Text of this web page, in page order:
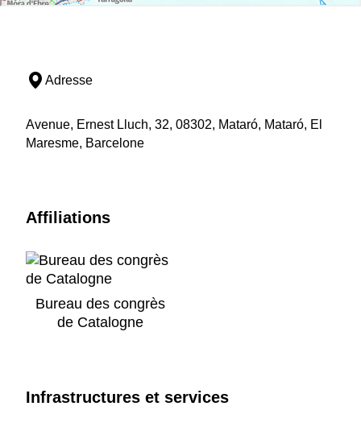
Adresse
Avenue, Ernest Lluch, 32, 08302, Mataró, Mataró, El
Maresme, Barcelone
Affiliations
Bureau des congrès
de Catalogne
Infrastructures et services